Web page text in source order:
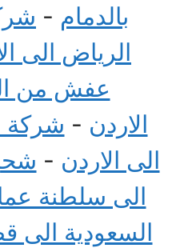
بالدمام -
الرياض الى
عفش من
الاردن -
الى الاردن -
الى سلطنة
السعودية الى